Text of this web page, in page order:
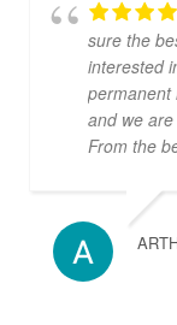
sure the
interested
permanent
and we
From the
our
argument
others